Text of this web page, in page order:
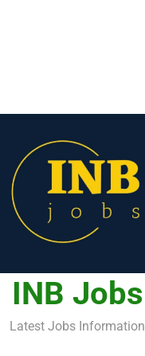
INB Jobs
Latest Jobs Information